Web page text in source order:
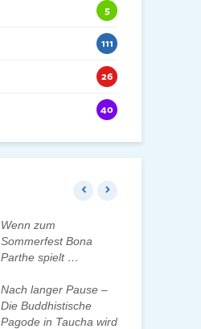
5
111
26
40
Wenn zum
Sommerfest Bona
Parthe spielt …
Nach langer Pause –
Die Buddhistische
Pagode in Taucha wird